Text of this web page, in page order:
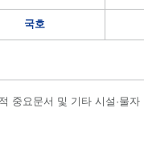
국호
중요문서 및 기타 시설·물